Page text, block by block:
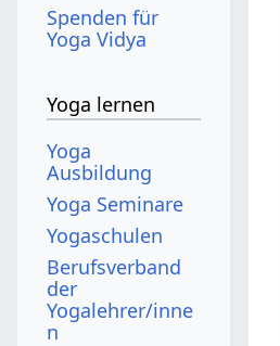
Spenden für
Yoga Vidya
Yoga lernen
Yoga
Ausbildung
Yoga Seminare
Yogaschulen
Berufsverband
der
Yogalehrer/inne
n